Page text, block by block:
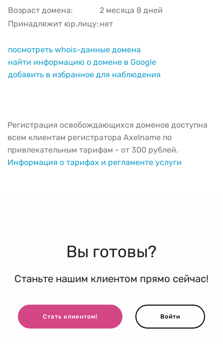
Возраст домена:
2 месяца 8 дней
Принадлежит юр.лицу: нет
посмотреть whois-данные домена
найти информацию о домене в Google
добавить в избранное для наблюдения
Регистрация освобождающихся доменов доступна
всем клиентам регистратора Axelname по
привлекательным тарифам - от 300 рублей.
Информация о тарифах и регламенте услуги
Вы готовы?
Станьте нашим клиентом прямо сейчас!
Стать клиентом! Войти